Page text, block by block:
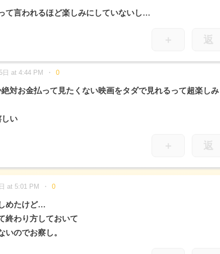
て言われるほど楽しみにしていないし…
＋ 返
日 at 4:44 PM 0
対お金払って見たくない映画をタダで見れるって超楽しみ
い
＋ 返
at 5:01 PM 0
めたけど…
終わり方しておいて
いのでお察し。